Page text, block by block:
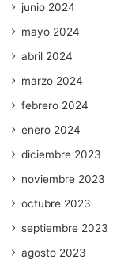
junio 2024
mayo 2024
abril 2024
marzo 2024
febrero 2024
enero 2024
diciembre 2023
noviembre 2023
octubre 2023
septiembre 2023
agosto 2023